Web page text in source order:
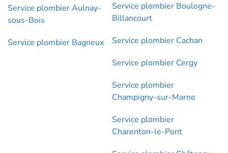
Service plombier Aulnay-
sous-Bois
Service plombier Bagneux
Service plombier Boulogne-
Billancourt
Service plombier Cachan
Service plombier Cergy
Service plombier
Champigny-sur-Marne
Service plombier
Charenton-le-Pont